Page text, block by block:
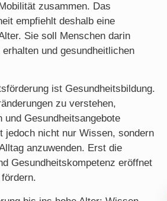
zusammen. Das
empfiehlt deshalb eine
Sie soll Menschen darin
und gesundheitlichen
ist Gesundheitsbildung.
zu verstehen,
und Gesundheitsangebote
jedoch nicht nur Wissen, sondern
anzuwenden. Erst die
Gesundheitskompetenz eröffnet